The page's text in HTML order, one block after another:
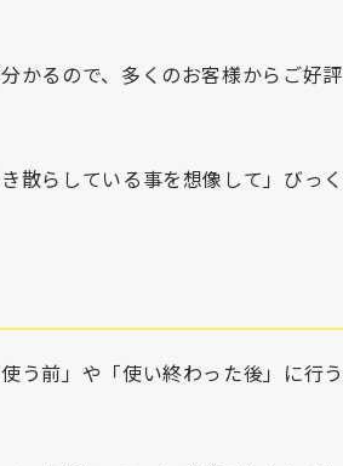
かるので、多くのお客様からご好評
散らしている事を想像して」びっく
う前」や「使い終わった後」に行う